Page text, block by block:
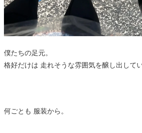
僕たちの足元。
格好だけは 走れそうな雰囲気を醸し出してい
何ごとも 服装から。